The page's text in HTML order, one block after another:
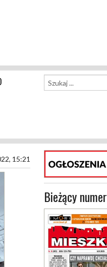
15:21
Bieżący numer